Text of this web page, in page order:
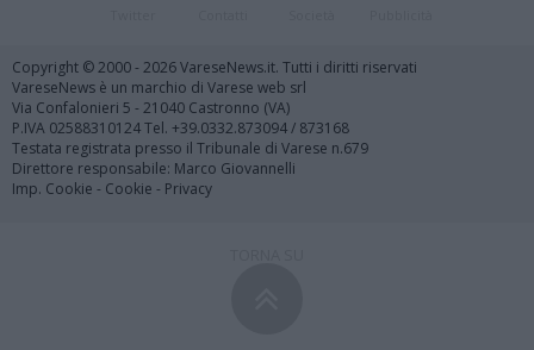
Copyright © 2000 - 2026 VareseNews.it. Tutti i diritti riservati
VareseNews è un marchio di Varese web srl
Via Confalonieri 5 - 21040 Castronno (VA)
P.IVA 02588310124 Tel. +39.0332.873094 / 873168
Testata registrata presso il Tribunale di Varese n.679
Direttore responsabile: Marco Giovannelli
Imp. Cookie - Cookie - Privacy